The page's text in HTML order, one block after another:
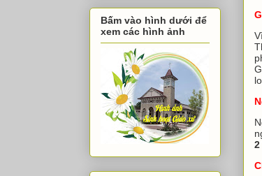
Bấm vào hình dưới để
xem các hình ảnh